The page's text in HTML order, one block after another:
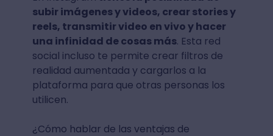
subir imágenes y videos, crear stories y
reels, transmitir video en vivo y hacer
una infinidad de cosas más. Esta red
social incluso te permite crear filtros de
realidad aumentada y cargarlos a la
plataforma para que otras personas los
utilicen.
¿Cómo hablar de las ventajas de